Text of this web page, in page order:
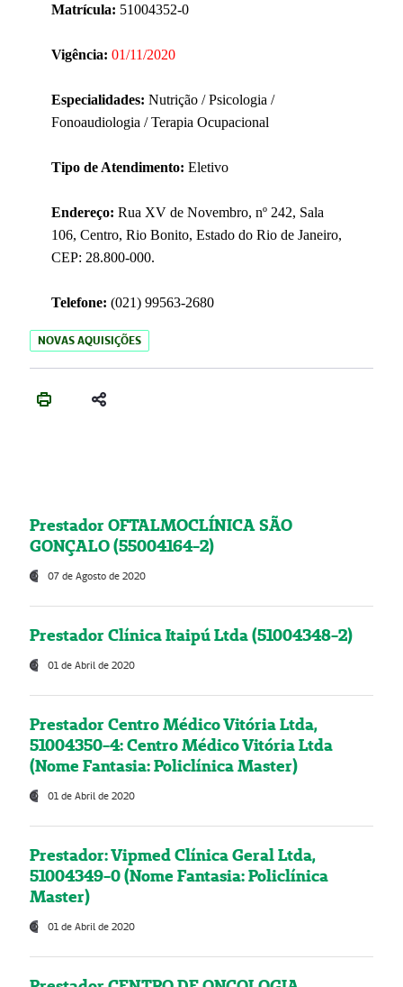
Matrícula: 51004352-0
Vigência: 01/11/2020
Especialidades: Nutrição / Psicologia /
Fonoaudiologia / Terapia Ocupacional
Tipo de Atendimento: Eletivo
Endereço: Rua XV de Novembro, nº 242, Sala
106, Centro, Rio Bonito, Estado do Rio de Janeiro,
CEP: 28.800-000.
Telefone: (021) 99563-2680
NOVAS AQUISIÇÕES
Prestador OFTALMOCLÍNICA SÃO
GONÇALO (55004164-2)
07 de Agosto de 2020
Prestador Clínica Itaipú Ltda (51004348-2)
01 de Abril de 2020
Prestador Centro Médico Vitória Ltda,
51004350-4: Centro Médico Vitória Ltda
(Nome Fantasia: Policlínica Master)
01 de Abril de 2020
Prestador: Vipmed Clínica Geral Ltda,
51004349-0 (Nome Fantasia: Policlínica
Master)
01 de Abril de 2020